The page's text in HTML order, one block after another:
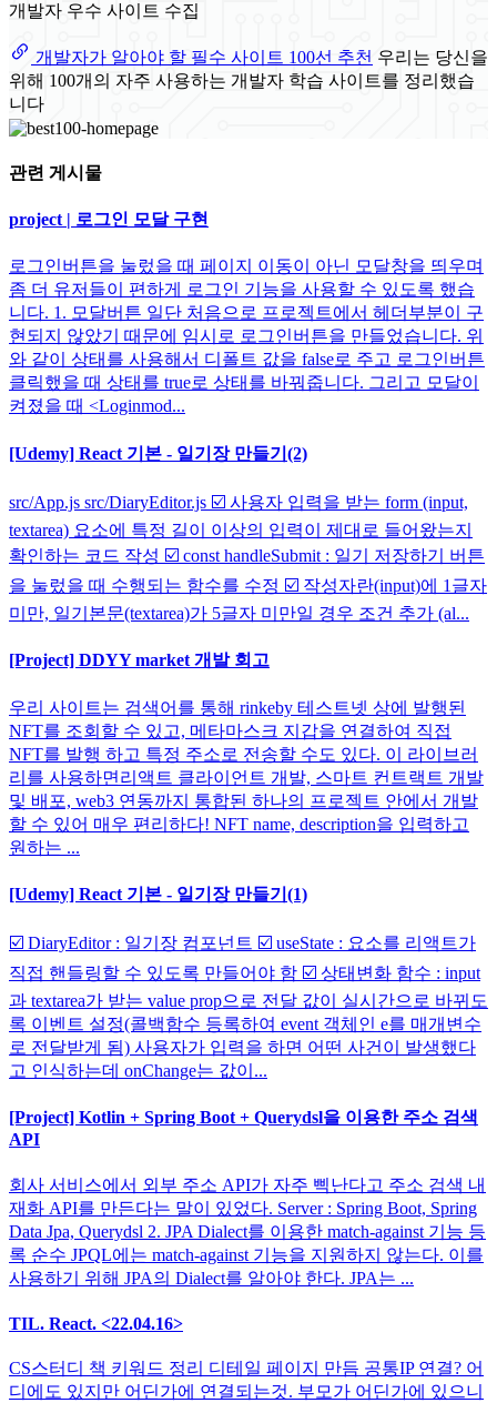
개발자 우수 사이트 수집
개발자가 알아야 할 필수 사이트 100선 추천 우리는 당신을
위해 100개의 자주 사용하는 개발자 학습 사이트를 정리했습
니다
관련 게시물
project | 로그인 모달 구현
로그인버튼을 눌렀을 때 페이지 이동이 아닌 모달창을 띄우며
좀 더 유저들이 편하게 로그인 기능을 사용할 수 있도록 했습
니다. 1. 모달버튼 일단 처음으로 프로젝트에서 헤더부분이 구
현되지 않았기 때문에 임시로 로그인버튼을 만들었습니다. 위
와 같이 상태를 사용해서 디폴트 값을 false로 주고 로그인버튼
클릭했을 때 상태를 true로 상태를 바꿔줍니다. 그리고 모달이
켜졌을 때 <Loginmod...
[Udemy] React 기본 - 일기장 만들기(2)
src/App.js src/DiaryEditor.js ☑️ 사용자 입력을 받는 form (input,
textarea) 요소에 특정 길이 이상의 입력이 제대로 들어왔는지
확인하는 코드 작성 ☑️ const handleSubmit : 일기 저장하기 버튼
을 눌렀을 때 수행되는 함수를 수정 ☑️ 작성자란(input)에 1글자
미만, 일기본문(textarea)가 5글자 미만일 경우 조건 추가 (al...
[Project] DDYY market 개발 회고
우리 사이트는 검색어를 통해 rinkeby 테스트넷 상에 발행된
NFT를 조회할 수 있고, 메타마스크 지갑을 연결하여 직접
NFT를 발행 하고 특정 주소로 전송할 수도 있다. 이 라이브러
리를 사용하면리액트 클라이언트 개발, 스마트 컨트랙트 개발
및 배포, web3 연동까지 통합된 하나의 프로젝트 안에서 개발
할 수 있어 매우 편리하다! NFT name, description을 입력하고
원하는 ...
[Udemy] React 기본 - 일기장 만들기(1)
☑️ DiaryEditor : 일기장 컴포넌트 ☑️ useState : 요소를 리액트가
직접 핸들링할 수 있도록 만들어야 함 ☑️ 상태변화 함수 : input
과 textarea가 받는 value prop으로 전달 값이 실시간으로 바뀌도
록 이벤트 설정(콜백함수 등록하여 event 객체인 e를 매개변수
로 전달받게 됨) 사용자가 입력을 하면 어떤 사건이 발생했다
고 인식하는데 onChange는 값이...
[Project] Kotlin + Spring Boot + Querydsl을 이용한 주소 검색
API
회사 서비스에서 외부 주소 API가 자주 삑난다고 주소 검색 내
재화 API를 만든다는 말이 있었다. Server : Spring Boot, Spring
Data Jpa, Querydsl 2. JPA Dialect를 이용한 match-against 기능 등
록 순수 JPQL에는 match-against 기능을 지원하지 않는다. 이를
사용하기 위해 JPA의 Dialect를 알아야 한다. JPA는 ...
TIL. React. <22.04.16>
CS스터디 책 키워드 정리 디테일 페이지 만듬 공통IP 연결? 어
디에도 있지만 어딘가에 연결되는것. 부모가 어딘가에 있으니